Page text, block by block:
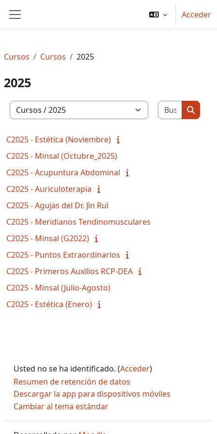
Panel lateral
Acceder
Cursos Cursos 2025
2025
Categorías
Buscar
C2025 - Estética (Noviembre)
C2025 - Minsal (Octubre_2025)
C2025 - Acupuntura Abdominal
C2025 - Auriculoterapia
C2025 - Agujas del Dr. Jìn Ruì
C2025 - Meridianos Tendinomusculares
C2025 - Minsal (G2022)
C2025 - Puntos Extraordinarios
C2025 - Primeros Auxilios RCP-DEA
C2025 - Minsal (Julio-Agosto)
C2025 - Estética (Enero)
Usted no se ha identificado. (Acceder)
Resumen de retención de datos
Descargar la app para dispositivos móviles
Cambiar al tema estándar